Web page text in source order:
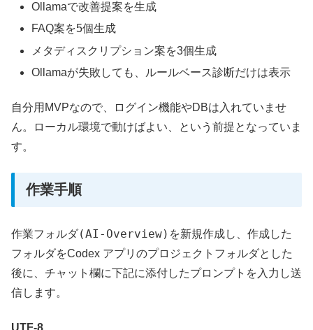
Ollamaで改善提案を生成
FAQ案を5個生成
メタディスクリプション案を3個生成
Ollamaが失敗しても、ルールベース診断だけは表示
自分用MVPなので、ログイン機能やDBは入れていませ
ん。ローカル環境で動けばよい、という前提となっていま
す。
作業手順
作業フォルダ(AI-Overview) を新規作成し、作成した
フォルダをCodex アプリのプロジェクトフォルダとした
後に、チャット欄に下記に添付したプロンプトを入力し送
信します。